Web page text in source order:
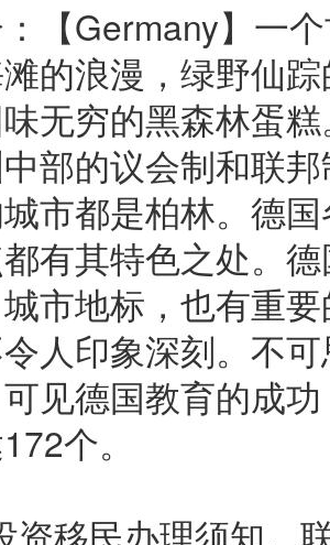
【Germany】一
的浪漫，绿野仙
无穷的黑森林蛋
部的议会制和联
市都是柏林。德
有其特色之处。
市地标，也有重
人印象深刻。不
见德国教育的成
个。
移民办理须知。